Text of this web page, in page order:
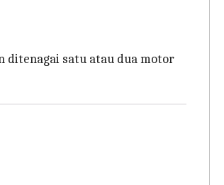
ditenagai satu atau dua motor